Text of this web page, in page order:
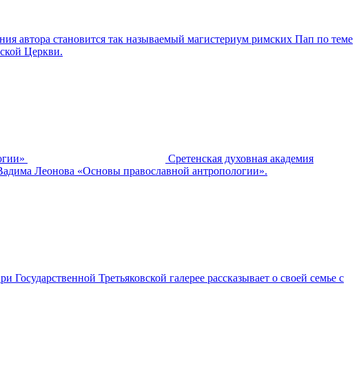
автора становится так называемый магистериум римских Пап по теме
Церкви.
Сретенская духовная академия
Леонова «Основы православной антропологии».
Государственной Третьяковской галерее рассказывает о своей семье с